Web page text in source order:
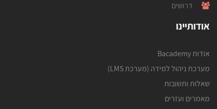
דרושים
אודותיינו
אודות Bacademy
מערכת ניהול למידה (מערכת LMS)
שאלות ותשובות
מאמרים ועזרים